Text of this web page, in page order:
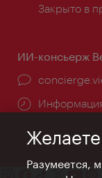
Закрыто в
ИИ-консьерж
Разумеется,